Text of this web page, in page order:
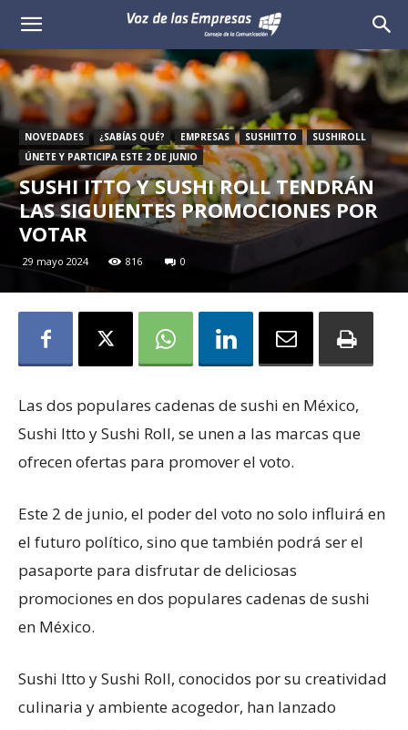
Voz
de
las
Empresas
NOVEDADES ¿SABÍAS QUÉ? EMPRESAS SUSHIITTO
SUSHIROLL
ÚNETE Y PARTICIPA ESTE 2 DE JUNIO
SUSHI ITTO Y SUSHI ROLL TENDRÁN
LAS SIGUIENTES PROMOCIONES POR
VOTAR
29 mayo 2024 816 0
Las dos populares cadenas de sushi en México,
Sushi Itto y Sushi Roll, se unen a las marcas que
ofrecen ofertas para promover el voto.
Este 2 de junio, el poder del voto no solo influirá en
el futuro político, sino que también podrá ser el
pasaporte para disfrutar de deliciosas
promociones en dos populares cadenas de sushi
en México.
Sushi Itto y Sushi Roll, conocidos por su creatividad
culinaria y ambiente acogedor, han lanzado